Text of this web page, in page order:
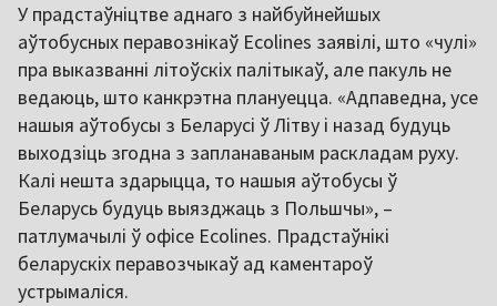
У прадстаўніцтве аднаго з найбуйнейшых
аўтобусных перавознікаў Ecolines заявілі, што «чулі»
пра выказванні літоўскіх палітыкаў, але пакуль не
ведаюць, што канкрэтна плануецца. «Адпаведна, усе
нашыя аўтобусы з Беларусі ў Літву і назад будуць
выходзіць згодна з запланаваным раскладам руху.
Калі нешта здарыцца, то нашыя аўтобусы ў
Беларусь будуць выязджаць з Польшчы», –
патлумачылі ў офісе Ecolines. Прадстаўнікі
беларускіх перавозчыкаў ад каментароў
устрымаліся.